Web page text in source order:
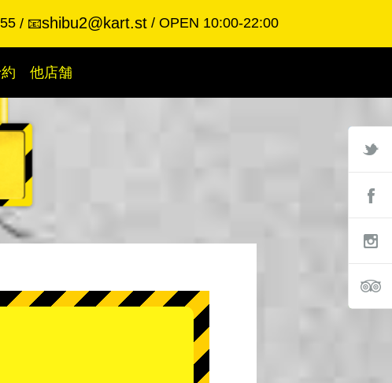
📧shibu2@kart.st OPEN 10:00-22:00
他店舗